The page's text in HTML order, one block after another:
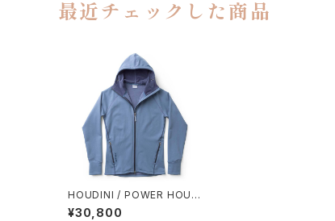
最近チェックした商品
HOUDINI / POWER HOUD
I （SORROW BLUE）
¥30,800